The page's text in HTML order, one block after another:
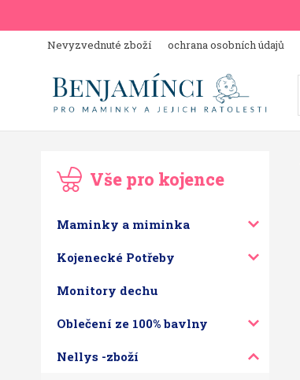
Nevyzvednuté zboží ochrana osobních údajů
Vše pro kojence
Maminky a miminka
Kojenecké Potřeby
Monitory dechu
Oblečení ze 100% bavlny
Nellys -zboží